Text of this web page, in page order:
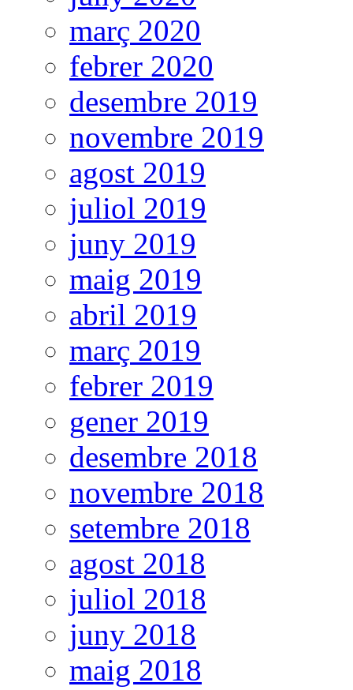
març 2020
febrer 2020
desembre 2019
novembre 2019
agost 2019
juliol 2019
juny 2019
maig 2019
abril 2019
març 2019
febrer 2019
gener 2019
desembre 2018
novembre 2018
setembre 2018
agost 2018
juliol 2018
juny 2018
maig 2018